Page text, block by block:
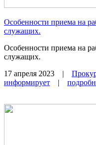
Особенности приема на
служащих.
Особенности приема на
служащих.
17 апреля 2023 |
информирует |